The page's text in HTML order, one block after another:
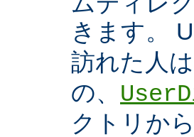
きます。
訪れた人
の、
クトリか